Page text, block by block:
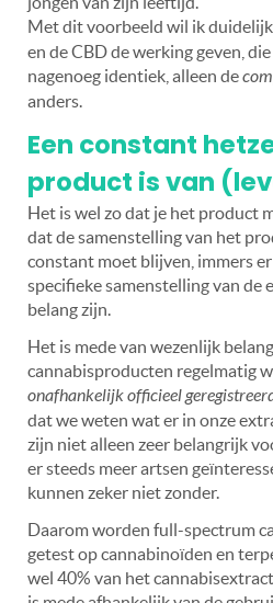
Met dit voorbeeld wil ik
en de CBD de werking geven,
nagenoeg identiek, alleen de
anders.
Een constant
product is van
Het is wel zo dat je het product
dat de samenstelling van het
constant moet blijven, immers
specifieke samenstelling van de
belang zijn.
Het is mede van wezenlijk
cannabisproducten regelmatig
onafhankelijk officieel
dat we weten wat er in onze
zijn niet alleen zeer belangrijk
er steeds meer artsen
kunnen zeker niet zonder.
Daarom worden full-spectrum
getest op cannabinoïden en
wel 40% van het